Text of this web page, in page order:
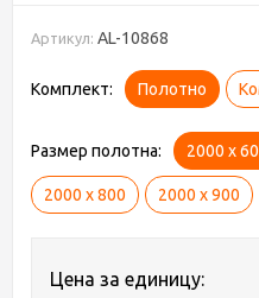
Артикул: AL-10868
Комплект: Полотно
Размер полотна: 2000 х
2000 х 800 2000 х 900
Цена за единицу: